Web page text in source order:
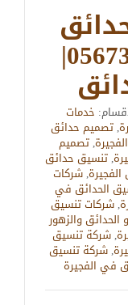
الفجيرة |0567376923|
خدمات
,تصميم حدائق
,تصميم
,تنسيق حدائق
,شركات
الحدائق في
,شركات تنسيق
والزهور
,شركة تنسيق
,شركة تنسيق
في الفجيرة